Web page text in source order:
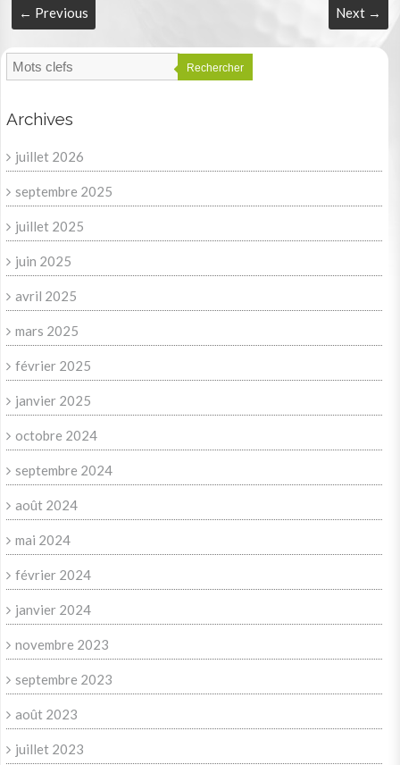
← Previous Next →
Rechercher
Archives
juillet 2026
septembre 2025
juillet 2025
juin 2025
avril 2025
mars 2025
février 2025
janvier 2025
octobre 2024
septembre 2024
août 2024
mai 2024
février 2024
janvier 2024
novembre 2023
septembre 2023
août 2023
juillet 2023